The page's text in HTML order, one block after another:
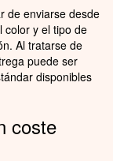
de enviarse desde
color y el tipo de
Al tratarse de
puede ser
disponibles
coste